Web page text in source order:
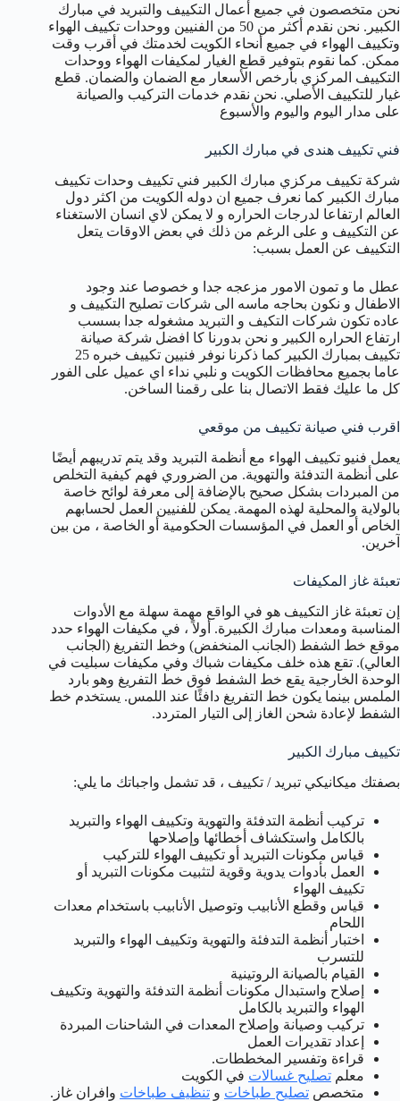
نحن متخصصون في جميع أعمال التكييف والتبريد في مبارك
الكبير. نحن نقدم أكثر من 50 من الفنيين ووحدات تكييف الهواء
وتكييف الهواء في جميع أنحاء الكويت لخدمتك في أقرب وقت
ممكن. كما نقوم بتوفير قطع الغيار لمكيفات الهواء ووحدات
التكييف المركزي بأرخص الأسعار مع الضمان والضمان. قطع
غيار للتكييف الأصلي. نحن نقدم خدمات التركيب والصيانة
على مدار اليوم واليوم والأسبوع
فني تكييف هندى في مبارك الكبير
شركة تكييف مركزي مبارك الكبير فني تكييف وحدات تكييف
مبارك الكبير كما نعرف جميع ان دوله الكويت من اكثر دول
العالم ارتفاعا لدرجات الحراره و لا يمكن لاي انسان الاستغناء
عن التكييف و على الرغم من ذلك في بعض الاوقات يتعل
التكييف عن العمل بسبب:
عطل ما و تمون الامور مزعجه جدا و خصوصا عند وجود
الاطفال و نكون بحاجه ماسه الى شركات تصليح التكييف و
عاده تكون شركات التكيف و التبريد مشغوله جدا بسسب
ارتفاع الحراره الكبير و نحن بدورنا كا افضل شركة صيانة
تكييف بمبارك الكبير كما ذكرنا نوفر فنيين تكييف خبره 25
عاما بجميع محافظات الكويت و نلبي نداء اي عميل على الفور
كل ما عليك فقط الاتصال بنا على رقمنا الساخن.
اقرب فني صيانة تكييف من موقعي
يعمل فنيو تكييف الهواء مع أنظمة التبريد وقد يتم تدريبهم أيضًا
على أنظمة التدفئة والتهوية. من الضروري فهم كيفية التخلص
من المبردات بشكل صحيح بالإضافة إلى معرفة لوائح خاصة
بالولاية والمحلية لهذه المهمة. يمكن للفنيين العمل لحسابهم
الخاص أو العمل في المؤسسات الحكومية أو الخاصة ، من بين
آخرين.
تعبئة غاز المكيفات
إن تعبئة غاز التكييف هو في الواقع مهمة سهلة مع الأدوات
المناسبة ومعدات مبارك الكبيرة. أولاً ، في مكيفات الهواء حدد
موقع خط الشفط (الجانب المنخفض) وخط التفريغ (الجانب
العالي). تقع هذه خلف مكيفات شباك وفي مكيفات سبليت في
الوحدة الخارجية يقع خط الشفط فوق خط التفريغ وهو بارد
الملمس بينما يكون خط التفريغ دافئًا عند اللمس. يستخدم خط
الشفط لإعادة شحن الغاز إلى التيار المتردد.
تكييف مبارك الكبير
بصفتك ميكانيكي تبريد / تكييف ، قد تشمل واجباتك ما يلي:
تركيب أنظمة التدفئة والتهوية وتكييف الهواء والتبريد
بالكامل واستكشاف أخطائها وإصلاحها
قياس مكونات التبريد أو تكييف الهواء للتركيب
العمل بأدوات يدوية وقوية لتثبيت مكونات التبريد أو
تكييف الهواء
قياس وقطع الأنابيب وتوصيل الأنابيب باستخدام معدات
اللحام
اختبار أنظمة التدفئة والتهوية وتكييف الهواء والتبريد
للتسرب
القيام بالصيانة الروتينية
إصلاح واستبدال مكونات أنظمة التدفئة والتهوية وتكييف
الهواء والتبريد بالكامل
تركيب وصيانة وإصلاح المعدات في الشاحنات المبردة
إعداد تقديرات العمل
قراءة وتفسير المخططات.
معلم تصليح غسالات في الكويت
متخصص تصليح طباخات و تنظيف طباخات وافران غاز.